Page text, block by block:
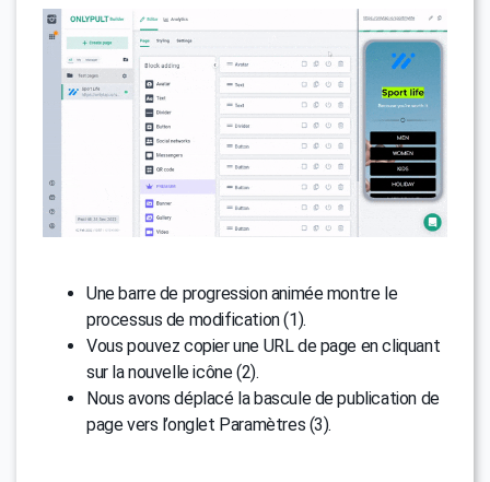
Une barre de progression animée montre le
processus de modification (1).
Vous pouvez copier une URL de page en cliquant
sur la nouvelle icône (2).
Nous avons déplacé la bascule de publication de
page vers l’onglet Paramètres (3).